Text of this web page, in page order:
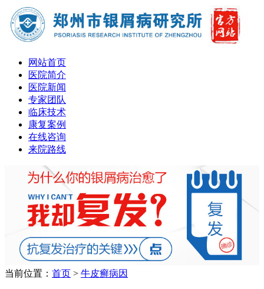
网站首页
医院简介
医院新闻
专家团队
临床技术
康复案例
在线咨询
来院路线
当前位置： 首页 > 牛皮癣病因